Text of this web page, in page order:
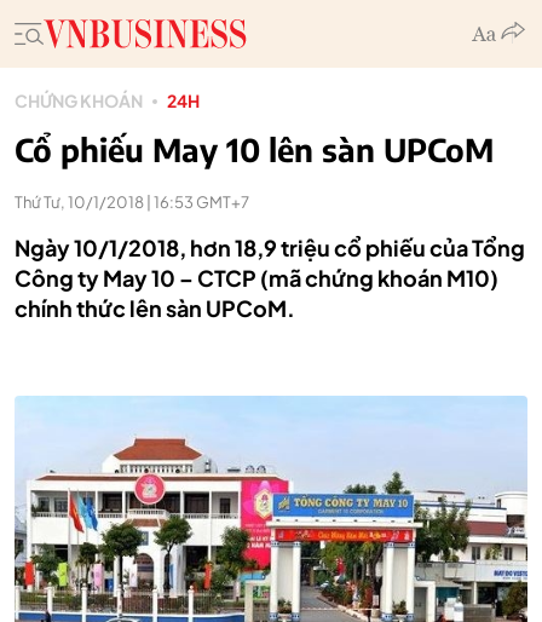
CHỨNG KHOÁN 24H
Cổ phiếu May 10 lên sàn UPCoM
Thứ Tư, 10/1/2018 | 16:53 GMT+7
Ngày 10/1/2018, hơn 18,9 triệu cổ phiếu của Tổng
Công ty May 10 – CTCP (mã chứng khoán M10)
chính thức lên sàn UPCoM.